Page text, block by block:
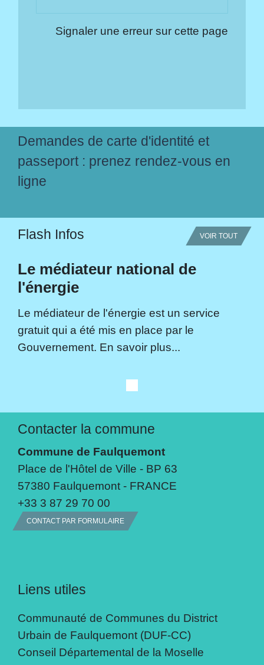
Signaler une erreur sur cette page
Demandes de carte d'identité et
passeport : prenez rendez-vous en
ligne
Flash Infos VOIR TOUT
Le médiateur national de
l'énergie
Le médiateur de l'énergie est un service
gratuit qui a été mis en place par le
Gouvernement. En savoir plus...
Contacter la commune
Commune de Faulquemont
Place de l'Hôtel de Ville - BP 63
57380 Faulquemont - FRANCE
+33 3 87 29 70 00
CONTACT PAR FORMULAIRE
Liens utiles
Communauté de Communes du District
Urbain de Faulquemont (DUF-CC)
Conseil Départemental de la Moselle